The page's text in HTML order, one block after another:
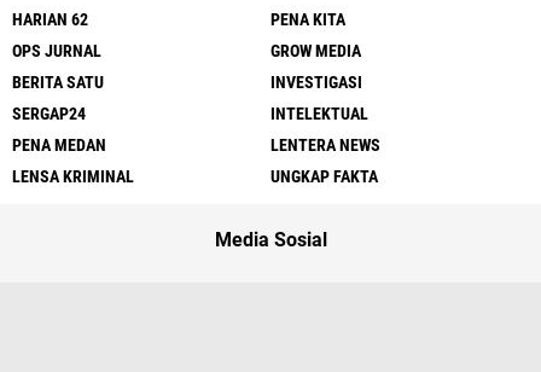
HARIAN 62
PENA KITA
OPS JURNAL
GROW MEDIA
BERITA SATU
INVESTIGASI
SERGAP24
INTELEKTUAL
PENA MEDAN
LENTERA NEWS
LENSA KRIMINAL
UNGKAP FAKTA
Media Sosial